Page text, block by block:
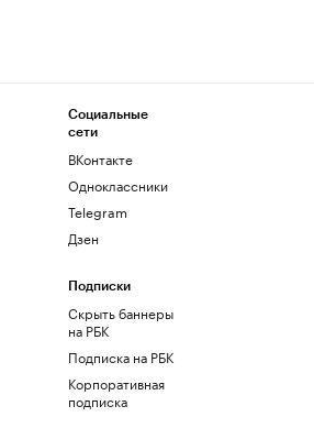
Социальные
сети
ВКонтакте
Одноклассники
Telegram
Дзен
Подписки
Скрыть баннеры
на РБК
Подписка на РБК
Корпоративная
подписка